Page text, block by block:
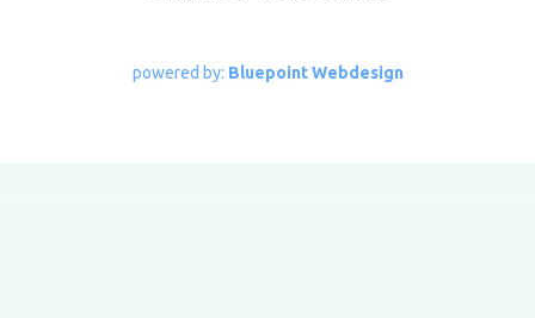
powe​red by: Bluepoint Webdesign